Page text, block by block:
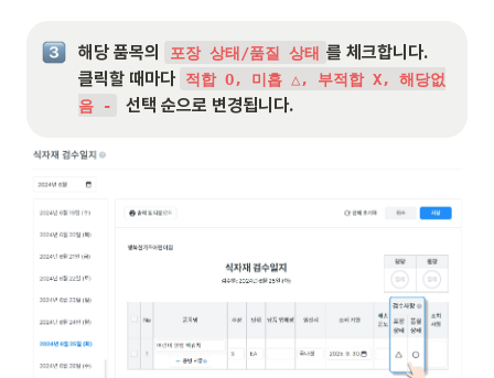
해당 품목의 포장 상태/품질 상태 를 체크합니다.
클릭할 때마다
적합 O, 미흡 △, 부적합 X, 해당없
음 -
  선택 순으로 변경됩니다.